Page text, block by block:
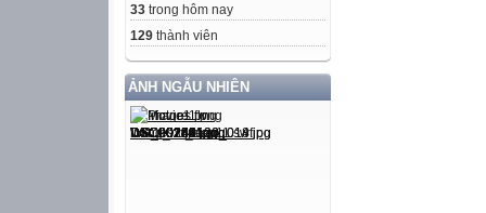
33 trong hôm nay
129 thành viên
ẢNH NGẪU NHIÊN